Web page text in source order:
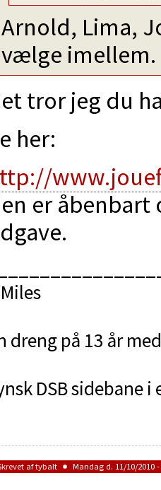
Arnold, Lima,
vælge imellem.
tror jeg du
her:
er åbenbart
dreng på 13 år
DSB sidebane i
aftybalt Mandag d. 11/10/2010 -